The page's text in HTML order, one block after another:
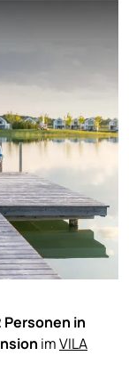
in
imVILA